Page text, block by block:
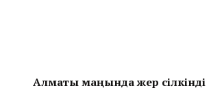
Алматы маңында жер сілкінді